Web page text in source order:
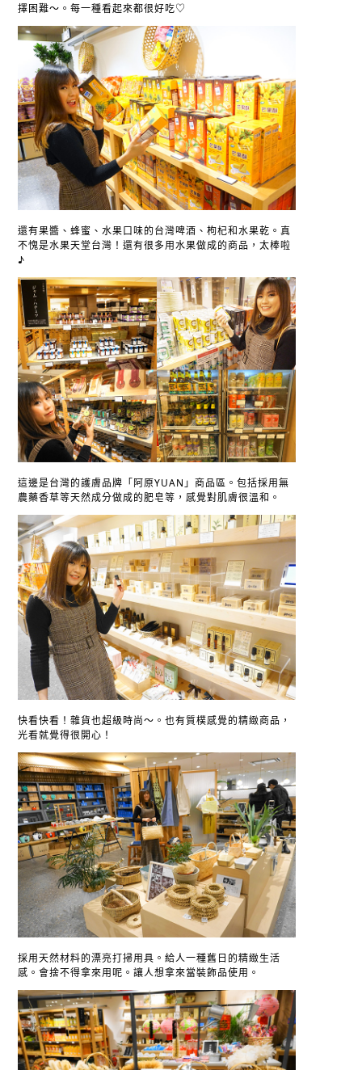
擇困難～。每一種看起來都很好吃♡
還有果醬、蜂蜜、水果口味的台灣啤酒、枸杞和水果乾。真
不愧是水果天堂台灣！還有很多用水果做成的商品，太棒啦
♪
這邊是台灣的護膚品牌「阿原YUAN」商品區。包括採用無
農藥香草等天然成分做成的肥皂等，感覺對肌膚很溫和。
快看快看！雜貨也超級時尚～。也有質樸感覺的精緻商品，
光看就覺得很開心！
採用天然材料的漂亮打掃用具。給人一種舊日的精緻生活
感。會捨不得拿來用呢。讓人想拿來當裝飾品使用。